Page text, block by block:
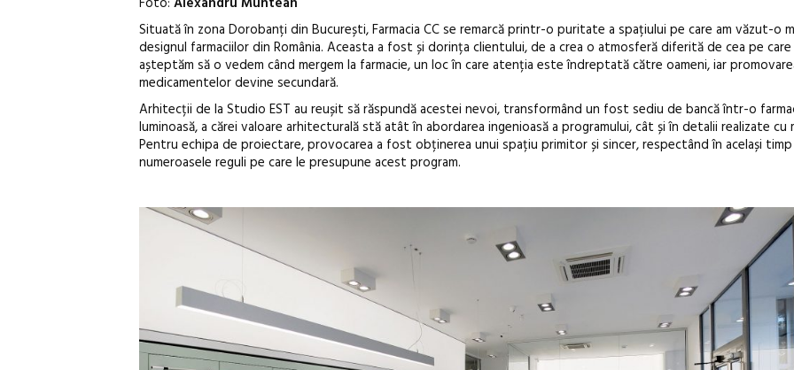
Situată în zona Dorobanți din București, Farmacia CC se remarcă printr-o puritate a spațiului pe care am văzut-o
designul farmaciilor din România. Aceasta a fost și dorința clientului, de a crea o atmosferă diferită de cea pe
așteptăm să o vedem când mergem la farmacie, un loc în care atenția este îndreptată către oameni, iar
medicamentelor devine secundară.
Arhitecții de la Studio EST au reușit să răspundă acestei nevoi, transformând un fost sediu de bancă într-o
luminoasă, a cărei valoare arhitecturală stă atât în abordarea ingenioasă a programului, cât și în detalii realizate cu
Pentru echipa de proiectare, provocarea a fost obținerea unui spațiu primitor și sincer, respectând în același timp
numeroasele reguli pe care le presupune acest program.
Artown NOW
Gramatica